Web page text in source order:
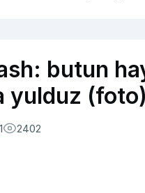
butun
yulduz (foto)
2402